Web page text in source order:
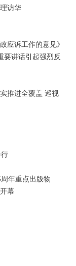
访华
应诉工作的意见》
要讲话引起强烈反
推进全覆盖 巡视
年重点出版物
幕